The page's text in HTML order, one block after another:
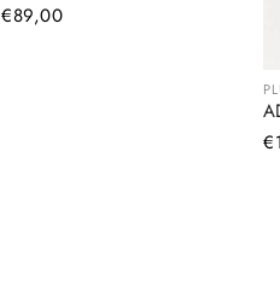
Normaler
€89,00